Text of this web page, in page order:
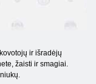
ir išradėjų
žaisti ir smagiai.